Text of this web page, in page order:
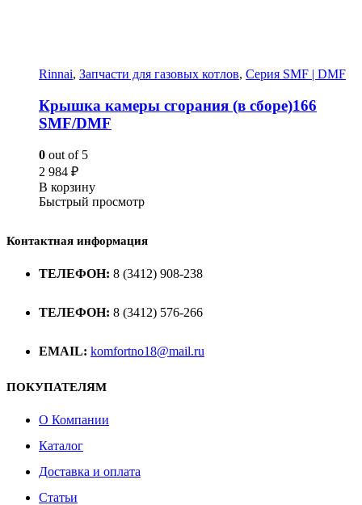
Rinnai, Запчасти для газовых котлов, Серия SMF | DMF
Крышка камеры сгорания (в сборе)166
SMF/DMF
0 out of 5
2 984 ₽
В корзину
Быстрый просмотр
Контактная информация
ТЕЛЕФОН: 8 (3412) 908-238
ТЕЛЕФОН: 8 (3412) 576-266
EMAIL: komfortno18@mail.ru
ПОКУПАТЕЛЯМ
О Компании
Каталог
Доставка и оплата
Статьи